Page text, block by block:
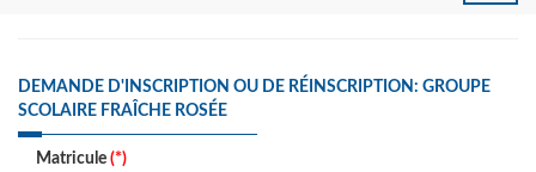
DEMANDE D'INSCRIPTION OU DE RÉINSCRIPTION: GROUPE
SCOLAIRE FRAÎCHE ROSÉE
Matricule (*)